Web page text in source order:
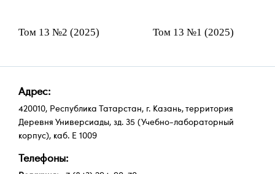
Том 13 №2 (2025) Том 13 №1 (2025)
Адрес:
420010, Республика Татарстан, г. Казань, территория
Деревня Универсиады, зд. 35 (Учебно-лабораторный
корпус), каб. Е 1009
Телефоны: